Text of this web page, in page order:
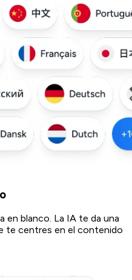
en blanco. La IA te da una
te centres en el contenido